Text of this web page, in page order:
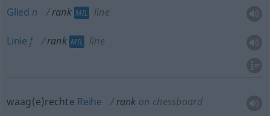
Glied n rank MIL line
Linie f rank MIL line
waag(e)rechte Reihe rank on chessboard